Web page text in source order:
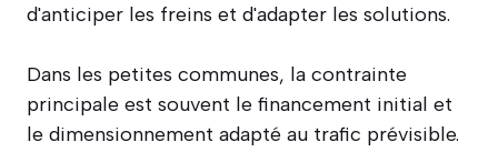
d'anticiper les freins et d'adapter les solutions.
Dans les petites communes, la contrainte
principale est souvent le financement initial et
le dimensionnement adapté au trafic prévisible.